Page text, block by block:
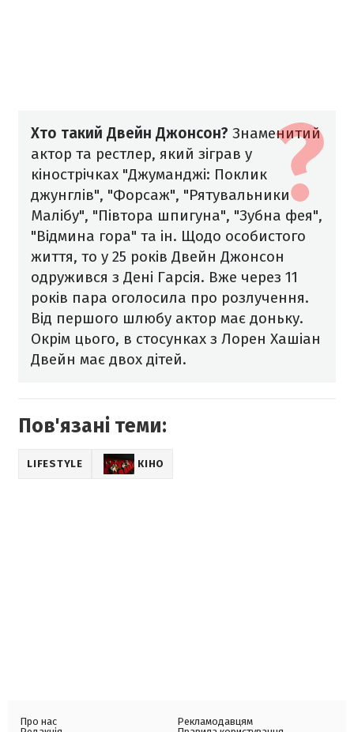
Хто такий Двейн Джонсон? Знаменитий
актор та рестлер, який зіграв у
кінострічках "Джуманджі: Поклик
джунглів", "Форсаж", "Рятувальники
Малібу", "Півтора шпигуна", "Зубна фея",
"Відмина гора" та ін. Щодо особистого
життя, то у 25 років Двейн Джонсон
одружився з Дені Гарсія. Вже через 11
років пара оголосила про розлучення.
Від першого шлюбу актор має доньку.
Окрім цього, в стосунках з Лорен Хашіан
Двейн має двох дітей.
Пов'язані теми:
LIFESTYLE КІНО
Про нас
Рекламодавцям